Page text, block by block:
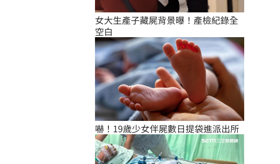
女大生產子藏屍背景曝！產檢紀錄全
空白
嚇！19歲少女伴屍數日提袋進派出所